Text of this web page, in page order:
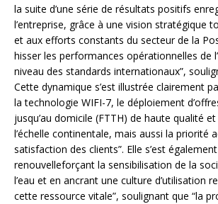
la suite d’une série de résultats positifs
l’entreprise, grâce à une vision stratégique
et aux efforts constants du secteur de la
hisser les performances opérationnelles de
niveau des standards internationaux”,
Cette dynamique s’est illustrée clairement
la technologie WIFI-7, le déploiement
jusqu’au domicile (FTTH) de haute qualité
l’échelle continentale, mais aussi la priorité
satisfaction des clients”. Elle s’est
renouvelleforçant la sensibilisation de la
l’eau et en ancrant une culture d’utilisation
cette ressource vitale”, soulignant que “la